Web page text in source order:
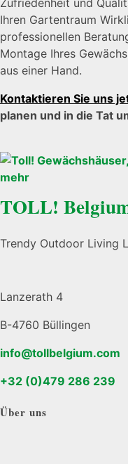
Zufriedenheit und
Ihren Gartentraum
professionellen
Montage Ihres
aus einer Hand.
Kontaktieren Sie uns
planen und in die Tat
TOLL!
Trendy Outdoor Living
Lanzerath 4
B-4760 Büllingen
info@tollbelgium.com
+32 (0)479 286 239
Über uns